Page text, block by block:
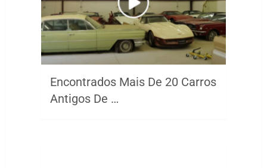
Encontrados Mais De 20 Carros
Antigos De …